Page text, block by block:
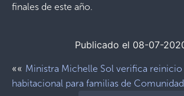
finales de este año.
Publicado el 08-07-
«« Ministra Michelle Sol verifica
habitacional para familias de